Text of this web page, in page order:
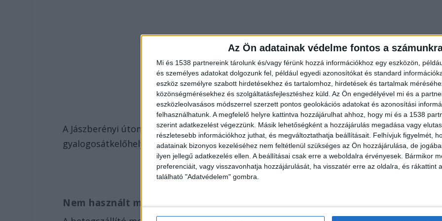
Az Ön adatainak védelme fontos a
Mi és 1538 partnereink tárolunk és/vagy férünk hozzá információkhoz egy eszközön,
és személyes adatokat dolgozunk fel, például egyedi azonosítókat és standard
eszköz személyre szabott hirdetésekhez és tartalomhoz, hirdetések és tartalmak
közönségmérésekhez és szolgáltatásfejlesztéshez küld. Az Ön engedélyével mi és a
eszközleolvasásos módszerrel szerzett pontos geolokációs adatokat és azonosítási
felhasználhatunk. A megfelelő helyre kattintva hozzájárulhat ahhoz, hogy mi és a 1538
szerint adatkezelést végezzünk. Másik lehetőségként a hozzájárulás megadása vagy
részletesebb információkhoz juthat, és megváltoztathatja beállításait. Felhívjuk figyelmét,
adatainak bizonyos kezeléséhez nem feltétlenül szükséges az Ön hozzájárulása, de
ilyen jellegű adatkezelés ellen. A beállításai csak erre a weboldalra érvényesek. Bármikor
preferenciáit, vagy visszavonhatja hozzájárulását, ha visszatér erre az oldalra, és rákattint
található "Adatvédelem" gombra.
A Jászberényi úton fél 7-kor egy betegszállító ütött el egy 22 éves nőt, aki a kijelölt
gyalogosátkelőhelyen ment át.
Nem használt megkülönböztető jelzést